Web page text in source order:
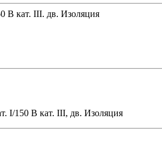
В кат. III. дв. Изоляция
I/150 В кат. III, дв. Изоляция